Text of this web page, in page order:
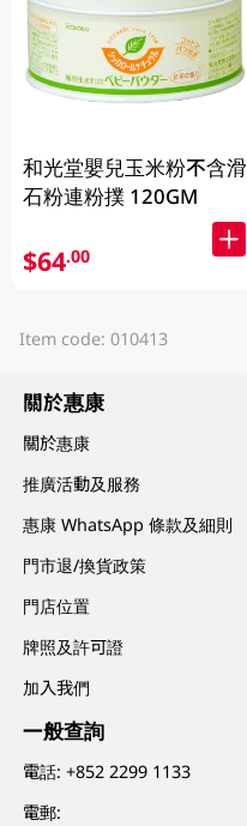
和光堂嬰兒玉米粉不含滑
石粉連粉撲 120GM
$64.00
Item code: 010413
關於惠康
關於惠康
推廣活動及服務
惠康 WhatsApp 條款及細則
門市退/換貨政策
門店位置
牌照及許可證
加入我們
一般查詢
電話:+852 2299 1133
電郵: